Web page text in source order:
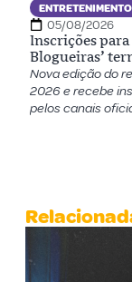
ENTRETENIMENTO
05/08/2026
Inscrições para
Blogueiras’
Nova edição do
2026 e recebe
pelos canais